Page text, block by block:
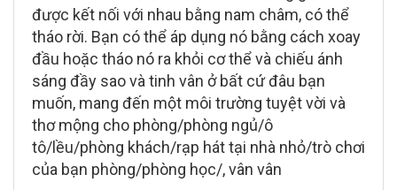
được kết nối với nhau bằng nam châm, có thể
tháo rời. Bạn có thể áp dụng nó bằng cách xoay
đầu hoặc tháo nó ra khỏi cơ thể và chiếu ánh
sáng đầy sao và tinh vân ở bất cứ đâu bạn
muốn, mang đến một môi trường tuyệt vời và
thơ mộng cho phòng/phòng ngủ/ô
tô/lều/phòng khách/rạp hát tại nhà nhỏ/trò chơi
của bạn phòng/phòng học/, vân vân